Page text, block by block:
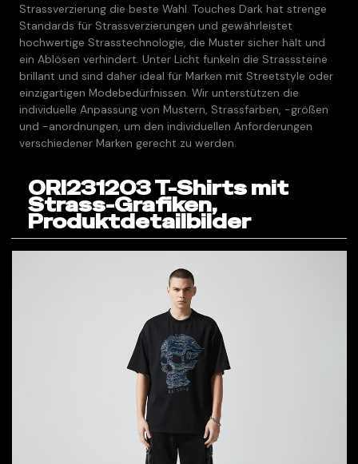
Strassverzierung die beste Wahl. Touches Dark hat strenge
Standards für Strassverzierungen und gewährleistet
hochwertige Strasstechnologie, die Muster sicher hält und
ein Ablösen verhindert. Unter Licht funkeln die Strasssteine
brillant und sind daher ideal für Marken mit Streetstyle oder
einzigartigen Modebedürfnissen. Wir unterstützen die
individuelle Anpassung von Mustern, Strassfarben, -größen
und -anordnungen, um den individuellen Anforderungen
verschiedener Marken gerecht zu werden.
ORI231203 T-Shirts mit
Strass-Grafiken,
Produktdetailbilder